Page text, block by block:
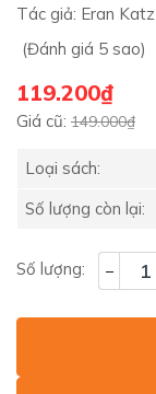
Tác giả: Eran Katz
(Đánh giá 5 sao)
119.200₫
Giá cũ: 149.000₫
Loại sách:
Số lượng còn lại:
Số lượng: –